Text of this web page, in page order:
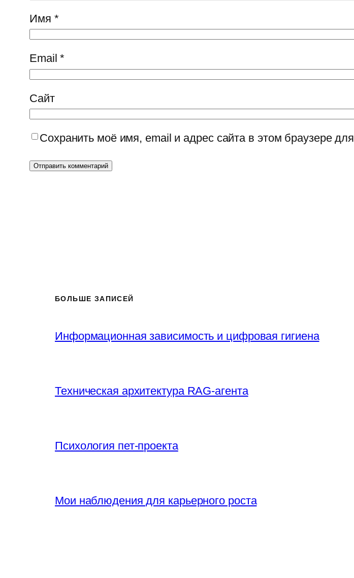
Имя *
Email*
Сайт
Сохранить моё имя, email и адрес сайта в этом браузере
БОЛЬШЕ ЗАПИСЕЙ
Информационная зависимость и цифровая гигиена
Техническая архитектура RAG-агента
Психология пет-проекта
Мои наблюдения для карьерного роста